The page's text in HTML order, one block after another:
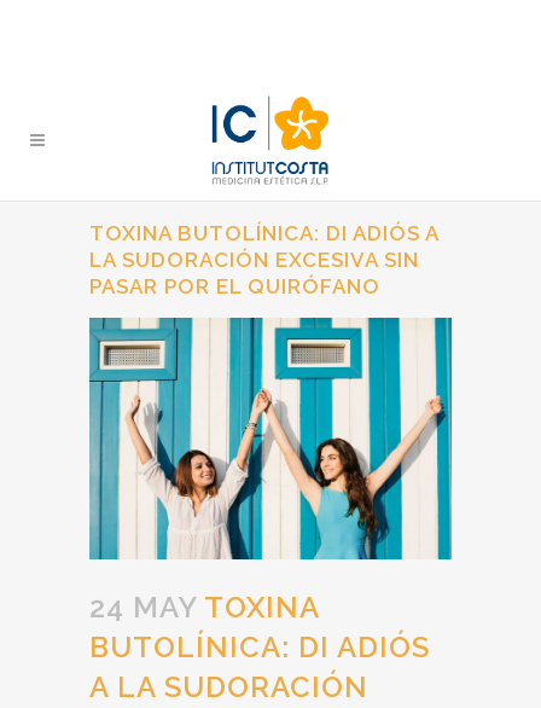
TOXINA BUTOLÍNICA: DI ADIÓS A
LA SUDORACIÓN EXCESIVA SIN
PASAR POR EL QUIRÓFANO
24 MAY TOXINA
BUTOLÍNICA: DI ADIÓS
A LA SUDORACIÓN